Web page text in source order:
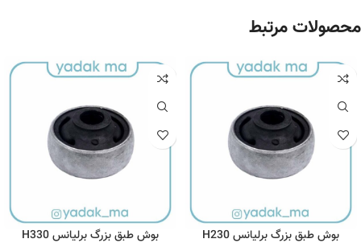
محصولات مرتبط
بوش طبق بزرگ برلیانس H230 بوش طبق بزرگ برلیانس H330